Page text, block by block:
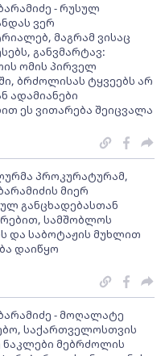
- რუსულ
ვერ
მაგრამ ვისაც
განვმარტავ:
ომის პირველ
ბრძოლისას ტყვეებს არ
ადამიანები
ეს ვითარება შეიცვალა
პროკურატურამ,
მიერ
განცხადებასთან
სამშობლოს
და საბოტაჟის მუხლით
დაიწყო
- მოღალატე
საქართველოსთვის
ნაკლები მებრძოლის